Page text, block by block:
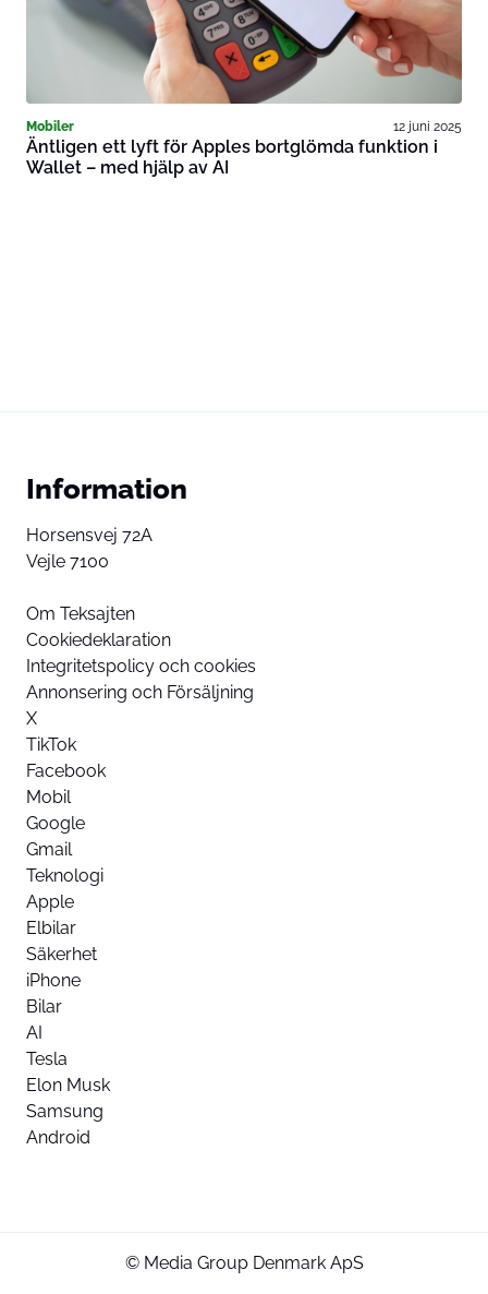
Mobiler 12 juni 2025
Äntligen ett lyft för Apples bortglömda funktion i
Wallet – med hjälp av AI
Information
Horsensvej 72A
Vejle 7100
Om Teksajten
Cookiedeklaration
Integritetspolicy och cookies
Annonsering och Försäljning
X
TikTok
Facebook
Mobil
Google
Gmail
Teknologi
Apple
Elbilar
Säkerhet
iPhone
Bilar
AI
Tesla
Elon Musk
Samsung
Android
© Media Group Denmark ApS